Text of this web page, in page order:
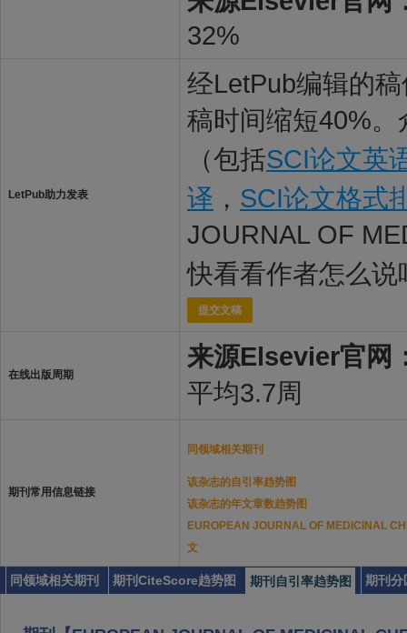
32%
LetPub助力发表
经LetPub编辑的
稿时间缩短40%
（包括SCI论文英
译 ， SCI论文格式
JOURNAL OF
快看看作者怎么说
提交文稿
在线出版周期
来源Elsevier官网
平均3.7周
期刊常用信息链接
同领域相关期刊
该杂志的自引率趋势图
该杂志的年文章数趋势图
EUROPEAN JOURNAL OF MEDICINAL
文
同领域相关期刊 期刊CiteScore趋势图 期刊自引率趋势图 期刊分